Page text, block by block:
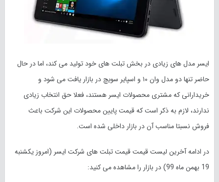
ایسر مدل های زیادی در بخش تبلت های خود تولید می کند، اما در حال
حاضر تنها دو مدل وان ۱۰ و اسپایر سویچ در بازار یافت می شود و
خریدارانی که مشتری محصولات ایسر هستند، فعلا حق انتخاب زیادی
ندارند، لازم به ذکر است که قیمت پایین محصولات این شرکت باعث
فروش نسبتا مناسب آن در بازار داخلی شده است.
در ادامه آخرین لیست قیمت قیمت تبلت های شرکت ایسر (امروز یکشنبه
19 بهمن ماه 99) در بازار را مشاهده می کنید: